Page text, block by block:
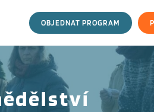
OBJEDNAT PROGRAM